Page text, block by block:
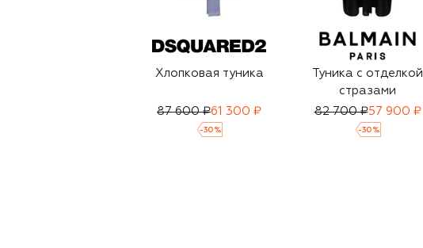
Хлопковая туника
87 600 ₽61 300 ₽
-30 %
Туника с отделкой
стразами
82 700 ₽57 900 ₽
-30 %